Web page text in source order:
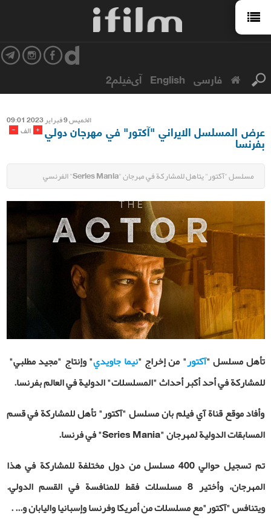
فارسی English آی‌فیلم2
الخمیس 9 فبرایر 2023 09:01
- الف + عرض المسلسل الايراني "آكتور" في مهرجان دولي
بفرنسا
مسلسل "آكتور" يتاهل للمشاركة في مهرجان "Series Mania" الفرنسي
تأهل مسلسل "آكتور" من إخراج "نيما جاويدي" وإنتاج "مجيد مطلبي"
للمشاركة في أحد أكبر أحداث "المسلسلات" الدولية في العالم بفرنسا.
وأفاد موقع قناة آي فيلم بان مسلسل "آكتور" تأهل للمشاركة في قسم
المسابقات الدولية لمهرجان "Series Mania" في فرنسا.
تم تسجيل حوالي 400 مسلسل من دول مختلفة للمشاركة في هذا
المهرجان، وأختير 8 مسلسلات فقط للمنافسة في القسم الدولي.
ويتنافس "آكتور"مع مسلسلات من أمريكا وفرنسا وإسبانيا واليابان و... .